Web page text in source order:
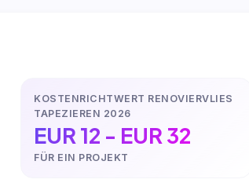
KOSTENRICHTWERT RENOVIERVLIES
TAPEZIEREN 2026
EUR 12 - EUR 32
FÜR EIN PROJEKT